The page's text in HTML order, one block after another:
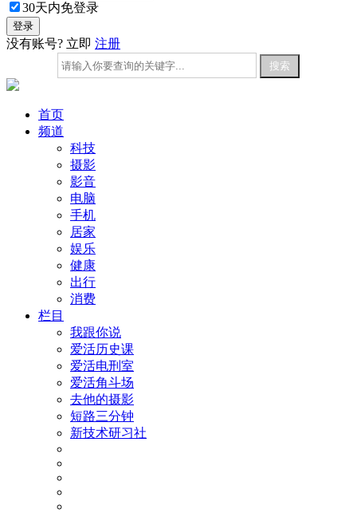
30天内免登录
没有账号? 立即 注册
首页
频道
科技
摄影
影音
电脑
手机
居家
娱乐
健康
出行
消费
栏目
我跟你说
爱活历史课
爱活电刑室
爱活角斗场
去他的摄影
短路三分钟
新技术研习社